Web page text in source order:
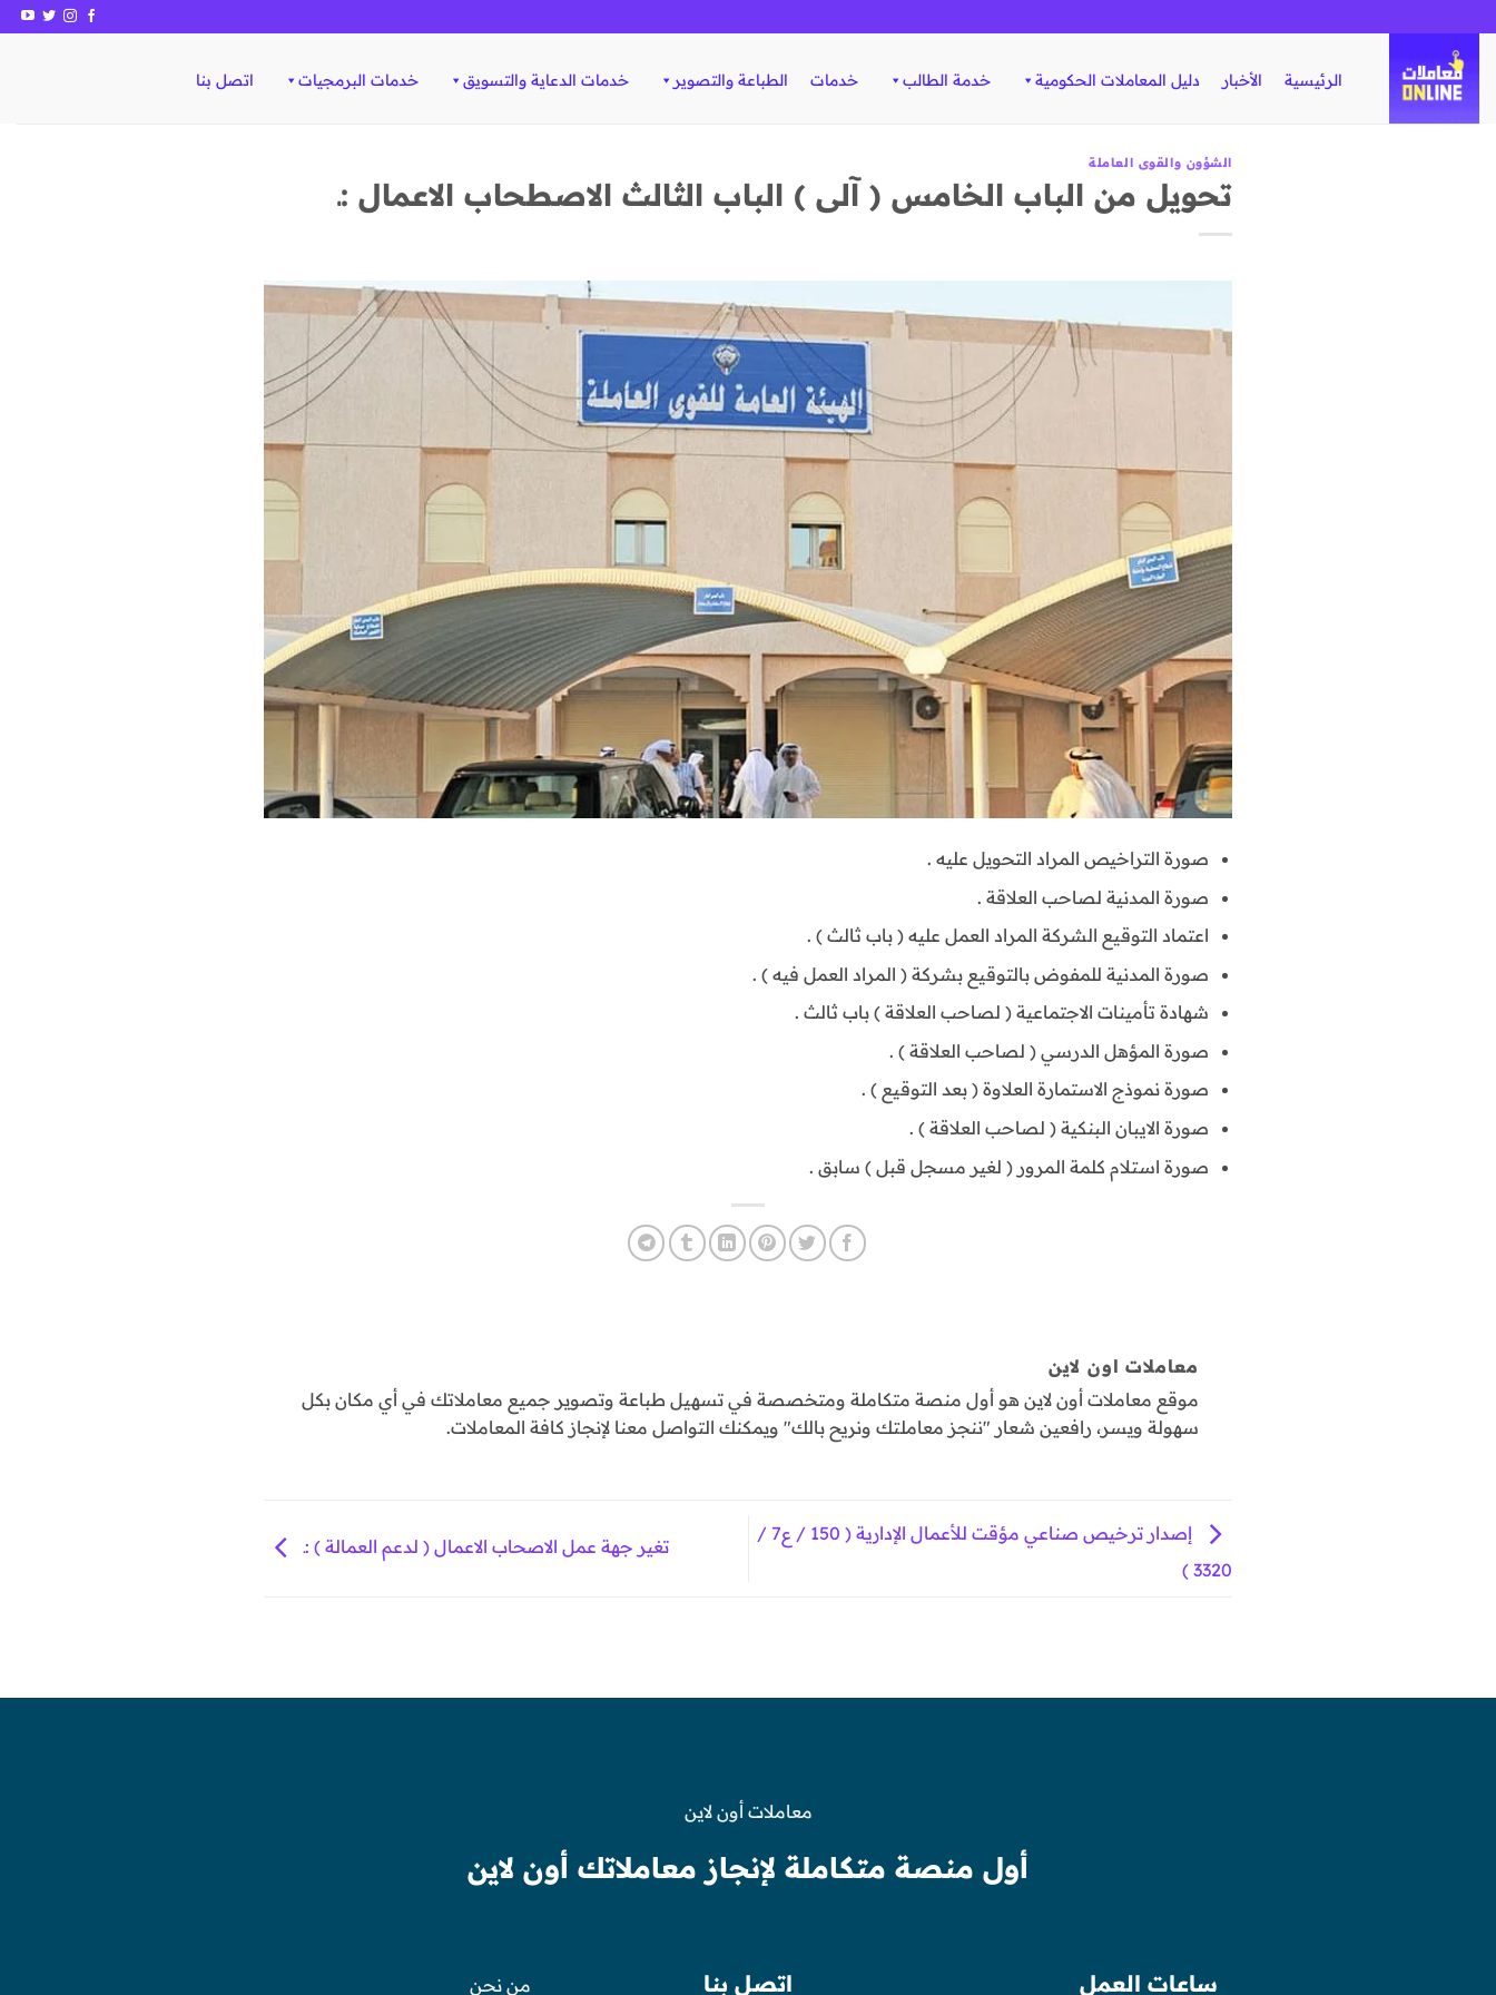
الرئيسية الأخبار دليل المعاملات الحكومية خدمة الطالب خدمات الطباعة والتصوير خدمات الدعاية والتسويق خدمات البرمجيات اتصل بنا
الشؤون والقوى العاملة
تحويل من الباب الخامس ( آلى ) الباب الثالث الاصطحاب الاعمال :ـ
صورة التراخيص المراد التحويل عليه .
صورة المدنية لصاحب العلاقة .
اعتماد التوقيع الشركة المراد العمل عليه ( باب ثالث ) .
صورة المدنية للمفوض بالتوقيع بشركة ( المراد العمل فيه ) .
شهادة تأمينات الاجتماعية ( لصاحب العلاقة ) باب ثالث .
صورة المؤهل الدرسي ( لصاحب العلاقة ) .
صورة نموذج الاستمارة العلاوة ( بعد التوقيع ) .
صورة الايبان البنكية ( لصاحب العلاقة ) .
صورة استلام كلمة المرور ( لغير مسجل قبل ) سابق .
معاملات اون لاين
موقع معاملات أون لاين هو أول منصة متكاملة ومتخصصة في تسهيل طباعة وتصوير جميع معاملاتك في أي مكان بكل
سهولة ويسر، رافعين شعار "ننجز معاملتك ونريح بالك" ويمكنك التواصل معنا لإنجاز كافة المعاملات.
إصدار ترخيص صناعي مؤقت للأعمال الإدارية ( 150 / ع7 /
3320 )
تغير جهة عمل الاصحاب الاعمال ( لدعم العمالة ) :ـ
معاملات أون لاين
أول منصة متكاملة لإنجاز معاملاتك أون لاين
ساعات العمل اتصل بنا من نحن